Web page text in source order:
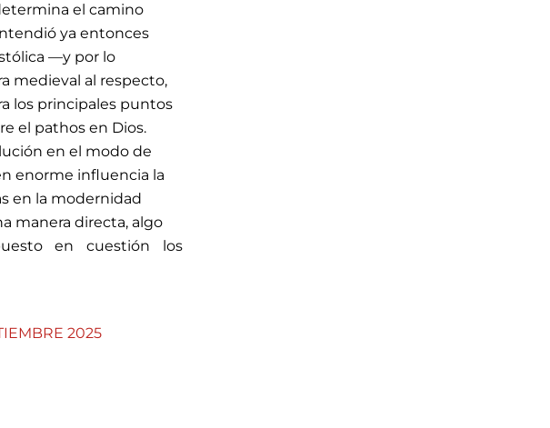
el camino
ya entonces
—y por lo
medieval al respecto,
los principales puntos
el pathos en Dios.
en el modo de
enorme influencia la
en la modernidad
manera directa, algo
en cuestión los
2025